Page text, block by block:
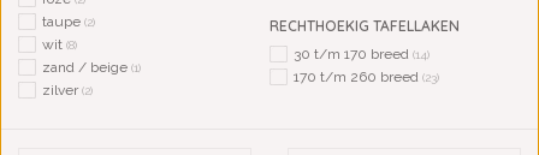
taupe (2)
wit (8)
zand / beige (1)
zilver(2)
RECHTHOEKIG TAFELLAKEN
30 t/m 170 breed (14)
170 t/m 260 breed (23)